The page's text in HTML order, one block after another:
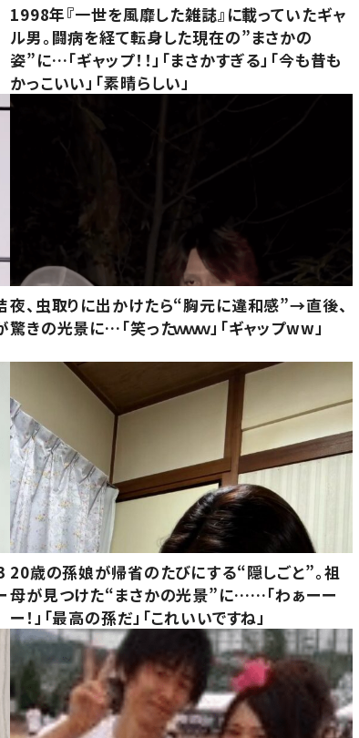
1998年『一世を風靡した雑誌』に載っていたギャ
ル男。闘病を経て転身した現在の”まさかの
姿”に…「ギャップ！！」「まさかすぎる」「今も昔も
かっこいい」「素晴らしい」
夜、虫取りに出かけたら“胸元に違和感”→直後、
驚きの光景に…「笑ったｗｗｗ」「ギャップww」
20歳の孫娘が帰省のたびにする“隠しごと”。祖
母が見つけた“まさかの光景”に……「わぁーー
ー！」「最高の孫だ」「これいいですね」